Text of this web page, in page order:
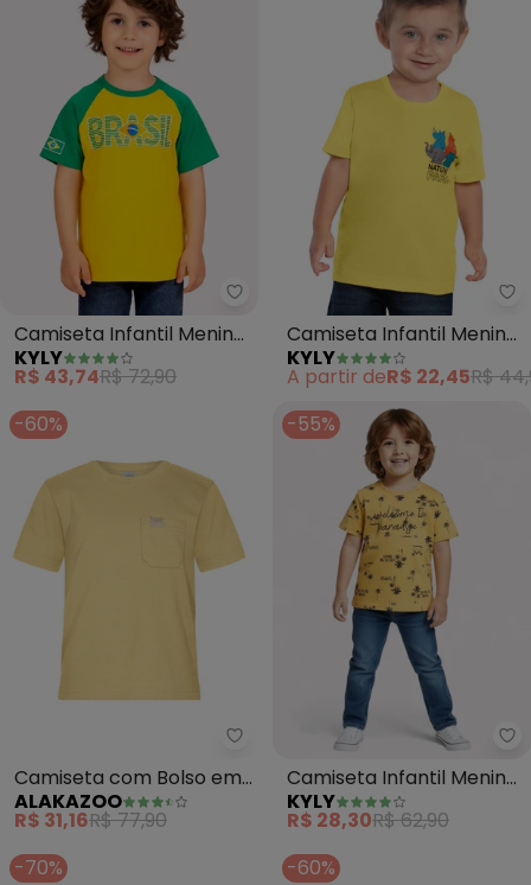
Kyly - Camiseta Infantil
Camiseta Infantil Menino
Copa do Mundo
(Amarelo)
KYLY
R$ 43,74R$ 72,90
Camiseta Infantil Menino
Bichinhos (Amarelo)
KYLY
A partir deR$ 22,45R$
-60%
Alakazoo - Camiseta com
Camiseta com Bolso em
Malha Texturizada
(Amarelo)
ALAKAZOO
R$ 31,16R$ 77,90
-55%
Camiseta Infantil Menino
Lettering (Amarelo)
KYLY
R$ 28,30R$ 62,90
-70%
-60%